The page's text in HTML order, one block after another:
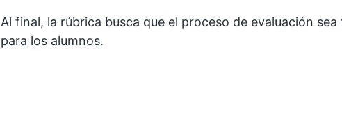
Al final, la rúbrica busca que el proceso de evaluación
para los alumnos.